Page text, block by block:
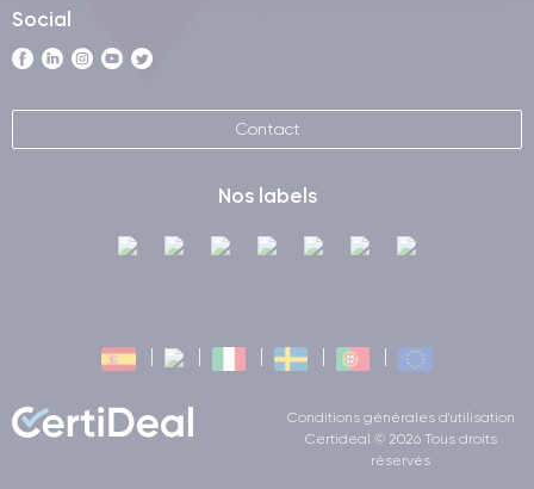
Social
Contact
Nos labels
Conditions générales d'utilisation
Certideal © 2026 Tous droits
réservés